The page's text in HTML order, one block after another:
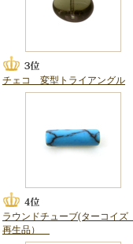
チェコ 変型トライアングル
ラウンドチューブ(ターコイズ
再生品）